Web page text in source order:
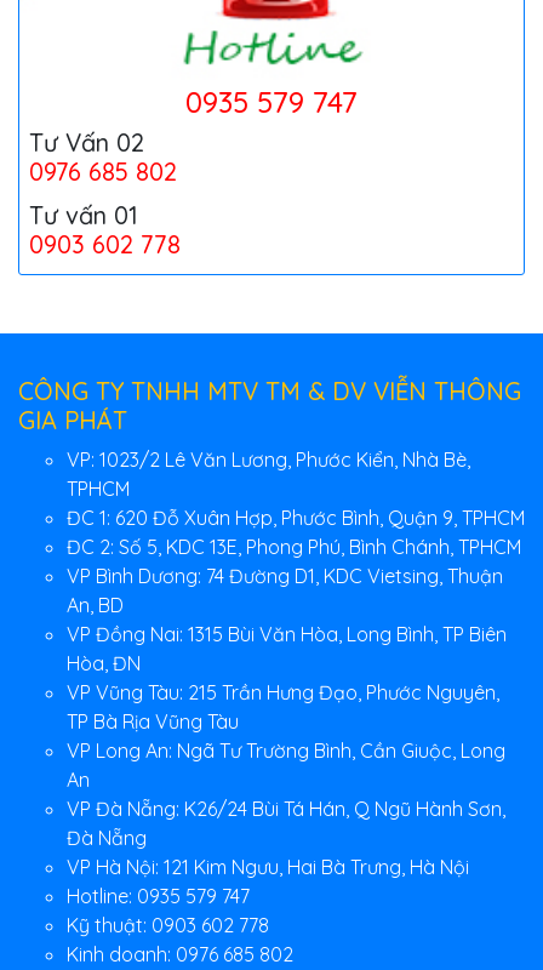
0935 579 747
Tư Vấn 02
0976 685 802
Tư vấn 01
0903 602 778
CÔNG TY TNHH MTV TM & DV VIỄN THÔNG
GIA PHÁT
VP: 1023/2 Lê Văn Lương, Phước Kiển, Nhà Bè,
TPHCM
ĐC 1: 620 Đỗ Xuân Hợp, Phước Bình, Quận 9, TPHCM
ĐC 2: Số 5, KDC 13E, Phong Phú, Bình Chánh, TPHCM
VP Bình Dương: 74 Đường D1, KDC Vietsing, Thuận
An, BD
VP Đồng Nai: 1315 Bùi Văn Hòa, Long Bình, TP Biên
Hòa, ĐN
VP Vũng Tàu: 215 Trần Hưng Đạo, Phước Nguyên,
TP Bà Rịa Vũng Tàu
VP Long An: Ngã Tư Trường Bình, Cần Giuộc, Long
An
VP Đà Nẵng: K26/24 Bùi Tá Hán, Q Ngũ Hành Sơn,
Đà Nẵng
VP Hà Nội: 121 Kim Ngưu, Hai Bà Trưng, Hà Nội
Hotline: 0935 579 747
Kỹ thuật: 0903 602 778
Kinh doanh: 0976 685 802